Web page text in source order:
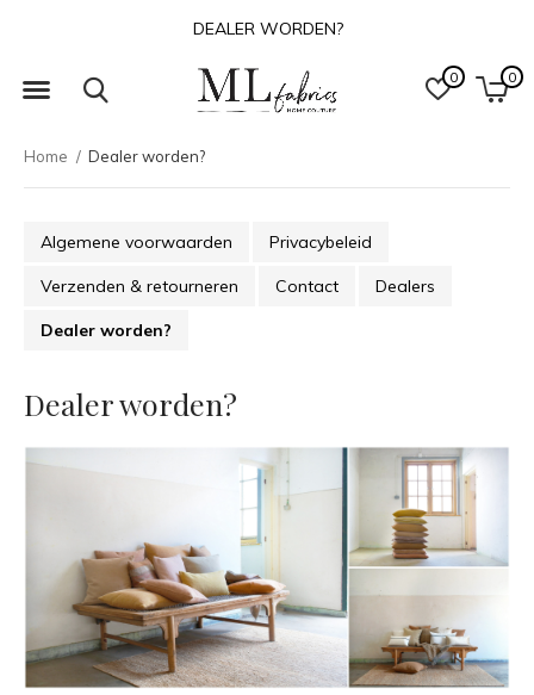
0 0
DEALER WORDEN?
Home Dealer worden?
Algemene voorwaarden Privacybeleid
Verzenden & retourneren Contact Dealers
Dealer worden?
Dealer worden?